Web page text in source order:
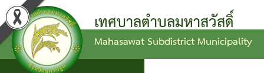
ข่าว
ข้อ
ประวัติ
เทศบาลตำบลมหาสวัสดิ์
Mahasawat Subdistrict Municipality